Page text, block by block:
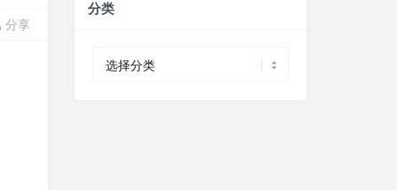
分享
分类